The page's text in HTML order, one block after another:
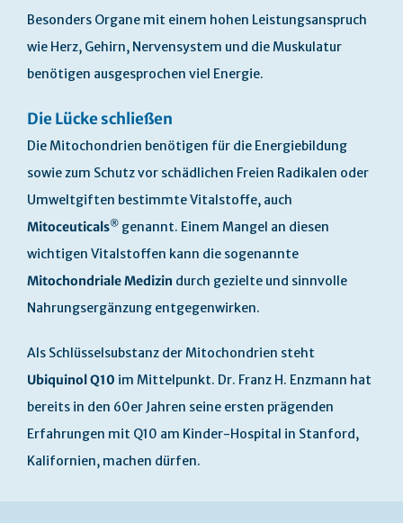
Besonders Organe mit einem hohen Leistungsanspruch
wie Herz, Gehirn, Nervensystem und die Muskulatur
benötigen ausgesprochen viel Energie.
Die Lücke schließen
Die Mitochondrien benötigen für die Energiebildung
sowie zum Schutz vor schädlichen Freien Radikalen oder
Umweltgiften bestimmte Vitalstoffe, auch
Mitoceuticals® genannt. Einem Mangel an diesen
wichtigen Vitalstoffen kann die sogenannte
Mitochondriale Medizin durch gezielte und sinnvolle
Nahrungsergänzung entgegenwirken.
Als Schlüsselsubstanz der Mitochondrien steht
Ubiquinol Q10 im Mittelpunkt. Dr. Franz H. Enzmann hat
bereits in den 60er Jahren seine ersten prägenden
Erfahrungen mit Q10 am Kinder-Hospital in Stanford,
Kalifornien, machen dürfen.